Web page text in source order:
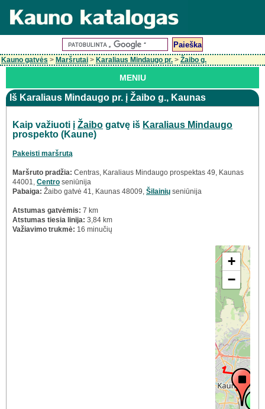
Kauno gatvės > Maršrutai > Karaliaus Mindaugo pr. > Žaibo g.
MENIU
Iš Karaliaus Mindaugo pr. į Žaibo g., Kaunas
Kaip važiuoti į Žaibo gatvę iš Karaliaus Mindaugo
prospekto (Kaune)
Pakeisti maršrutą
Maršruto pradžia: Centras, Karaliaus Mindaugo prospektas 49, Kaunas
44001, Centro seniūnija
Pabaiga: Žaibo gatvė 41, Kaunas 48009, Šilainių seniūnija
Atstumas gatvėmis: 7 km
Atstumas tiesia linija: 3,84 km
Važiavimo trukmė: 16 minučių
+
−